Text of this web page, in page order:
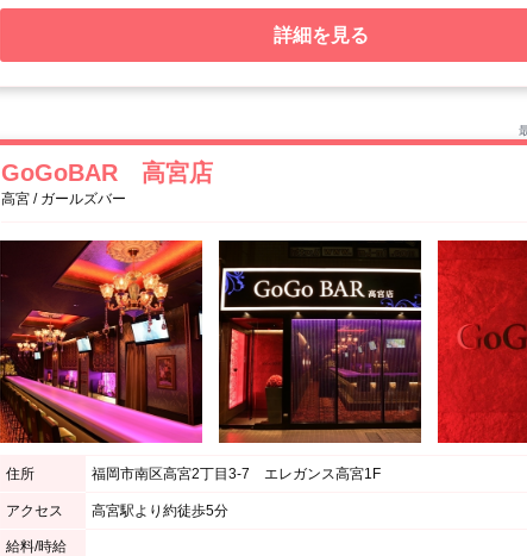
詳細を見る
GoGoBAR 高宮店
高宮 / ガールズバー
住所 福岡市南区高宮2丁目3-7 エレガンス高宮1F
アクセス 高宮駅より約徒歩5分
給料/時給